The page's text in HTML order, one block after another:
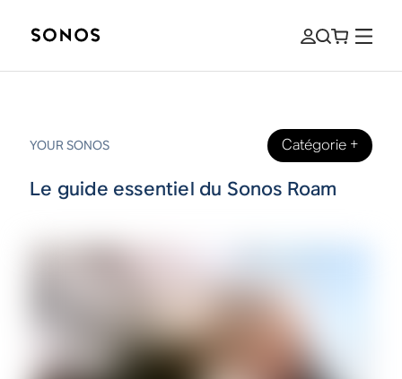
YOUR SONOS Catégorie+
Le guide essentiel du Sonos Roam